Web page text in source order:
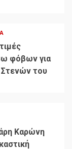
φόβων για
του
Καρώνη